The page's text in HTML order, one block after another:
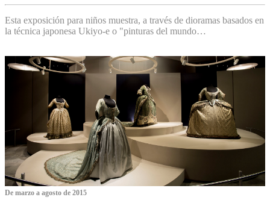
Esta exposición para niños muestra, a través de dioramas basados en
la técnica japonesa Ukiyo-e o "pinturas del mundo…
De marzo a agosto de 2015